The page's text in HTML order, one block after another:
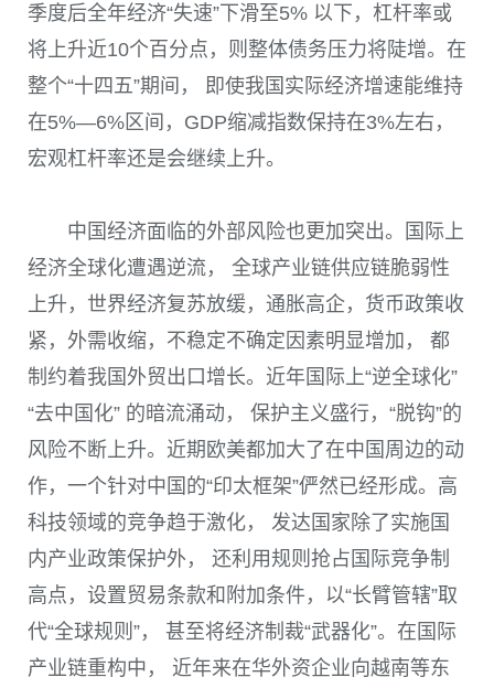
季度后全年经济“失速”下滑至5% 以下，杠杆率或
将上升近10个百分点，则整体债务压力将陡增。在
整个“十四五”期间， 即使我国实际经济增速能维持
在5%—6%区间， GDP缩减指数保持在3%左右，
宏观杠杆率还是会继续上升。
中国经济面临的外部风险也更加突出。国际上
经济全球化遭遇逆流， 全球产业链供应链脆弱性
上升，世界经济复苏放缓，通胀高企，货币政策收
紧，外需收缩，不稳定不确定因素明显增加， 都
制约着我国外贸出口增长。近年国际上“逆全球化”
“去中国化” 的暗流涌动， 保护主义盛行，“脱钩”的
风险不断上升。近期欧美都加大了在中国周边的动
作，一个针对中国的“印太框架”俨然已经形成。高
科技领域的竞争趋于激化， 发达国家除了实施国
内产业政策保护外， 还利用规则抢占国际竞争制
高点，设置贸易条款和附加条件，以“长臂管辖”取
代“全球规则”， 甚至将经济制裁“武器化”。在国际
产业链重构中， 近年来在华外资企业向越南等东